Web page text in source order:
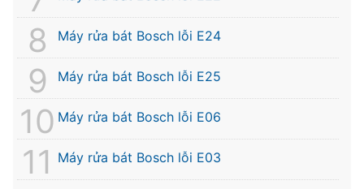
Máy rửa bát Bosch lỗi E24
Máy rửa bát Bosch lỗi E25
Máy rửa bát Bosch lỗi E06
Máy rửa bát Bosch lỗi E03